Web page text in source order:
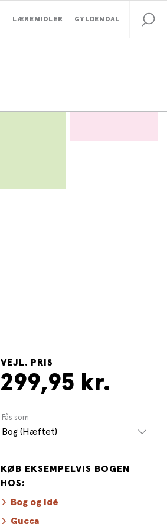
LÆREMIDLER GYLDENDAL
VEJL. PRIS
299,95 kr.
Fås som
Bog (Hæftet)
KØB EKSEMPELVIS BOGEN
HOS:
Bog og Idé
Gucca